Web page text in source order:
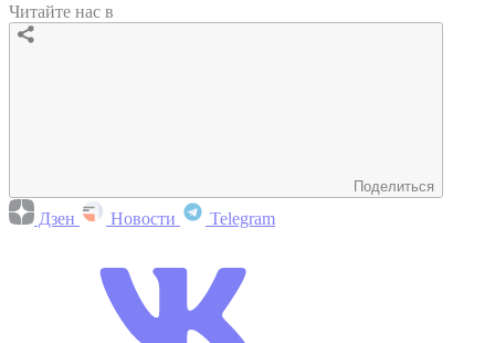
Читайте нас в
Поделиться
Дзен Новости Telegram